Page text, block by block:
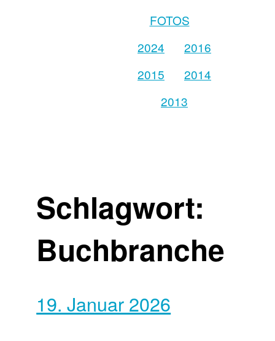
FOTOS
2024
2016
2015
2014
2013
Schlagwort:
Buchbranche
19. Januar 2026